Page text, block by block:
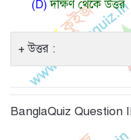
(D)দক্ষিণ থেকে উত্তর
উত্তর :
BanglaQuiz Question